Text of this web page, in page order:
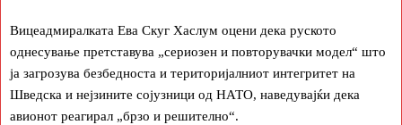
Вицеадмиралката Ева Скуг Хаслум оцени дека руското
однесување претставува „сериозен и повторувачки модел“ што
ја загрозува безбедноста и територијалниот интегритет на
Шведска и нејзините сојузници од НАТО, наведувајќи дека
авионот реагирал „брзо и решително“.